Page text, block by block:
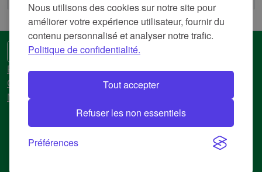
Nous utilisons des cookies sur notre site pour
améliorer votre expérience utilisateur, fournir du
contenu personnalisé et analyser notre trafic.
Politique de confidentialité.
Tout accepter
Refuser les non essentiels
Préférences
🌍 Une autre langue
Politique de confidentialité
Conditions d'utilisation
Mentions légales
© 2018-2026 AtlasBig.com